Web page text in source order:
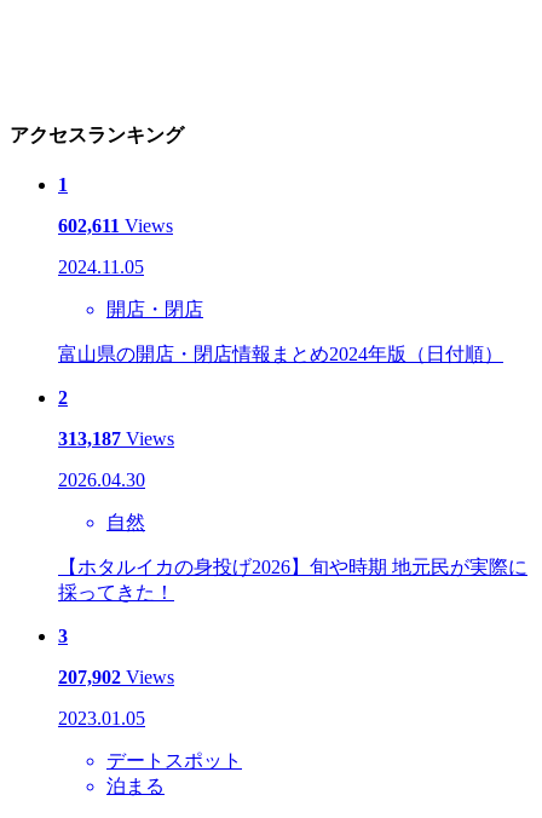
アクセスランキング
1
602,611 Views
2024.11.05
開店・閉店
富山県の開店・閉店情報まとめ2024年版（日付順）
2
313,187 Views
2026.04.30
自然
【ホタルイカの身投げ2026】旬や時期 地元民が実際に
採ってきた！
3
207,902 Views
2023.01.05
デートスポット
泊まる